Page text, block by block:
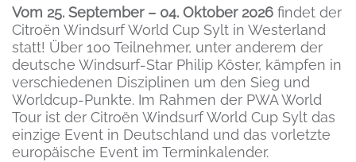
Inhalt
Vom 25. September – 04. Oktober 2026 findet der
Citroën Windsurf World Cup Sylt in Westerland
statt! Über 100 Teilnehmer, unter anderem der
deutsche Windsurf-Star Philip Köster, kämpfen in
verschiedenen Disziplinen um den Sieg und
Worldcup-Punkte. Im Rahmen der PWA World
Tour ist der Citroën Windsurf World Cup Sylt das
einzige Event in Deutschland und das vorletzte
europäische Event im Terminkalender.